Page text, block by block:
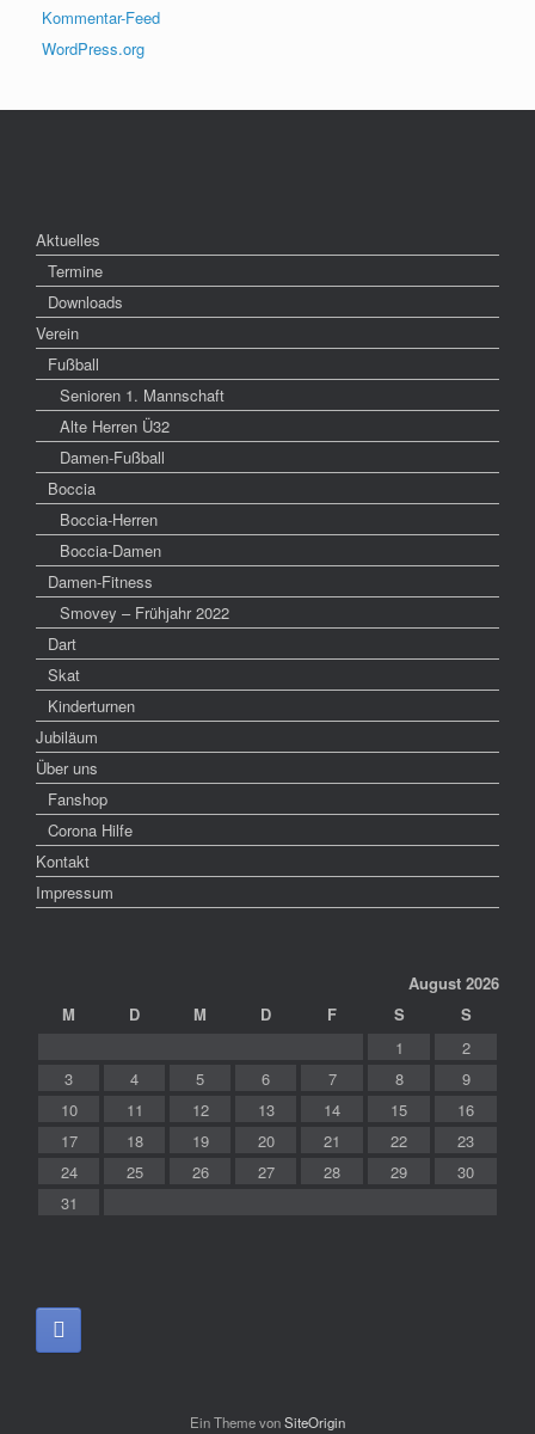
Kommentar-Feed
WordPress.org
Aktuelles
Termine
Downloads
Verein
Fußball
Senioren 1. Mannschaft
Alte Herren Ü32
Damen-Fußball
Boccia
Boccia-Herren
Boccia-Damen
Damen-Fitness
Smovey – Frühjahr 2022
Dart
Skat
Kinderturnen
Jubiläum
Über uns
Fanshop
Corona Hilfe
Kontakt
Impressum
August 2026
M
D M D F S
S
1
2
3
4 5 6 7 8
9
10
11 12 13 14 15
16
17
18 19 20 21 22
23
24
25 26 27 28 29
30
31
Ein Theme vonSiteOrigin